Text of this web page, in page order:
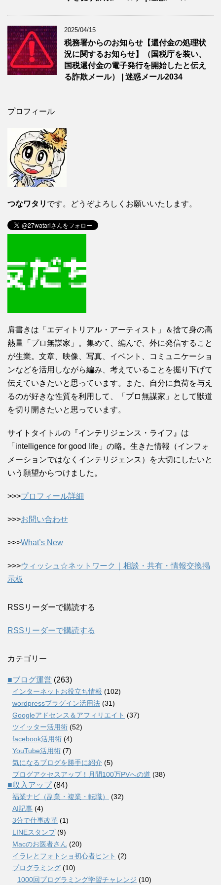
2025/04/15
税務署からのお知らせ【還付金の処理状
況に関するお知らせ】（国税庁を装い、
国税還付金の電子発行を開始したと伝え
る詐欺メール） | 迷惑メール2034
プロフィール
つなワタリ です。どうぞよろしくお願いいたします。
肩書きは「エディトリアル・アーティスト」＆捨て身の高
熱量「プロ無謀家」。集めて、編んで、外に発信すること
が生業。文章、映像、写真、イベント、コミュニケーショ
ンなどを活用しながら編み、考えていることを掘り下げて
伝えていきたいと思っています。また、自分に負荷を与え
るのが好きな性質を利用して、「プロ無謀家」として獣道
を切り開きたいと思っています。
サイトタイトルの『インテリジェンス・ライフ』は
「intelligence for good life」の略。生きた情報（インフォ
メーションではなくインテリジェンス）を大切にしたいと
いう願望からつけました。
>>>プロフィール詳細
>>>お問い合わせ
>>>What’s New
>>>ウィッシュ☆ネットワーク｜相談・共有・情報交換掲
示板
RSSリーダーで購読する
RSSリーダーで購読する
カテゴリー
■ブログ運営 (263)
インターネットお役立ち情報 (102)
wordpressプラグイン活用法 (31)
Googleアドセンス＆アフィリエイト (37)
ツイッター活用術 (52)
facebook活用術 (4)
YouTube活用術 (7)
気になるブログを勝手に紹介 (5)
ブログアクセスアップ！月間100万PVへの道 (38)
■収入アップ(84)
福業ナビ（副業・複業・転職）
(32)
AI記事 (4)
3分で仕事改革 (1)
LINEスタンプ(9)
Macのお医者さん (20)
イラレとフォトショ初心者ヒント (2)
プログラミング (10)
1000回プログラミング学習チャレンジ (10)